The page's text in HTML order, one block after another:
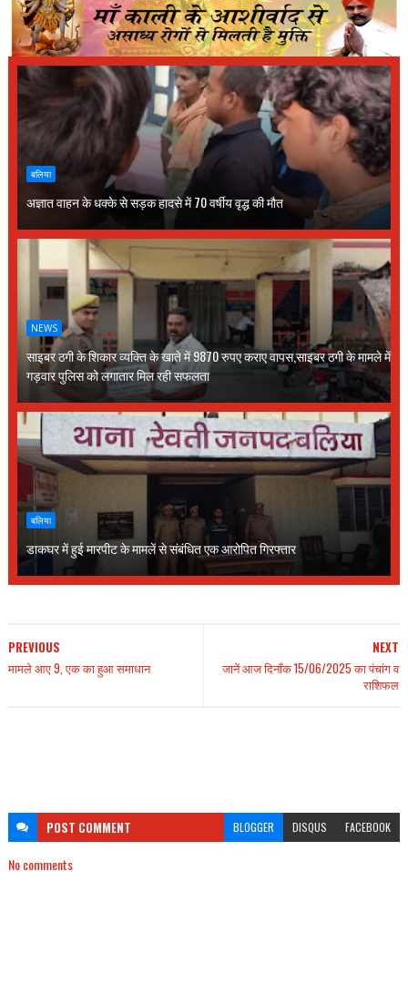
बलिया
अज्ञात वाहन के धक्के से सड़क हादसे में 70 वर्षीय वृद्ध की मौत
NEWS
साइबर ठगी के शिकार व्यक्ति के खाते में 9870 रुपए कराए वापस,साइबर ठगी के मामले में
गड़वार पुलिस को लगातार मिल रही सफलता
बलिया
डाकघर में हुई मारपीट के मामलें से संबंधित एक आरोपित गिरफ्तार
NEXT
जानें आज दिनाँक 15/06/2025 का पंचांग व
राशिफल
PREVIOUS
मामले आए 9, एक का हुआ समाधान
POST COMMENT BLOGGER DISQUS FACEBOOK
No comments